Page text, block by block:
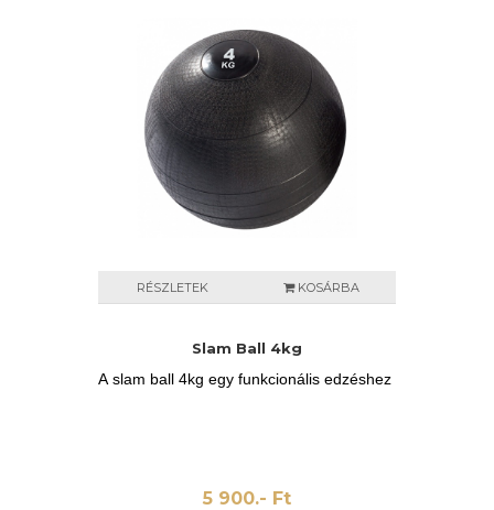
RÉSZLETEK KOSÁRBA
Slam Ball 4kg
A slam ball 4kg egy funkcionális edzéshez
5 900.- Ft